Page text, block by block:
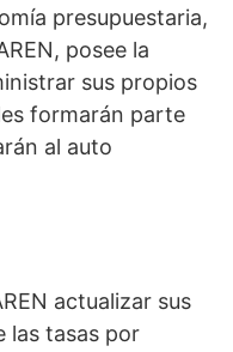
presupuestaria,
posee la
sus propios
formarán parte
al auto
actualizar sus
las tasas por